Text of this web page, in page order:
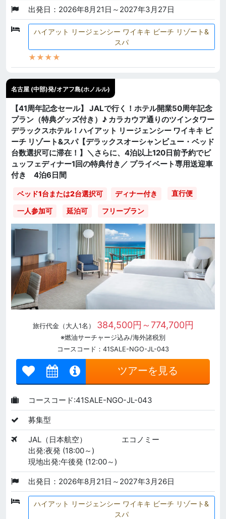
出発日：2026年8月21日～2027年3月27日
ハイアット リージェンシー ワイキキ ビーチ リゾート&
スパ
★★★★
名古屋 (中部)発/オアフ島(ホノルル)
【41周年記念セール】 JALで行く！ホテル開業50周年記念
プラン（特典グッズ付き）♪ カラカウア通りのツインタワー
デラックスホテル！ハイアット リージェンシー ワイキキ ビ
ーチ リゾート&スパ【デラックスオーシャンビュー・ベッド
台数選択可に滞在！】＼さらに、4泊以上120日前予約でビ
ュッフェディナー1回の特典付き／ プライベート専用送迎車
付き 4泊6日間
ベッド1台または2台選択可 ディナー付き 直行便
一人参加可 延泊可 フリープラン
旅行代金（大人1名） 384,500円～774,700円
※燃油サーチャージ込み/海外諸税別
コースコード：41SALE-NGO-JL-043
ツアーを見る
コースコード:41SALE-NGO-JL-043
募集型
JAL（日本航空）
エコノミー
出発:夜発 (18:00～)
現地出発:午後発 (12:00～)
出発日：2026年8月21日～2027年3月26日
ハイアット リージェンシー ワイキキ ビーチ リゾート&
スパ